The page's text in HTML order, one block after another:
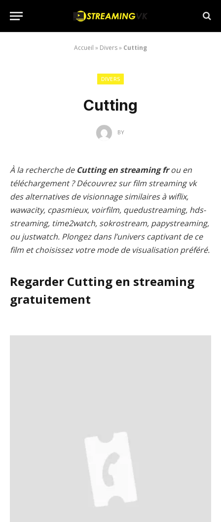
Accueil » Divers» Cutting
DIVERS
Cutting
BY
À la recherche de Cutting en streaming frou en
téléchargement ? Découvrez sur film streaming vk
des alternatives de visionnage similaires à wiflix,
wawacity, cpasmieux, voirfilm, quedustreaming, hds-
streaming, time2watch, sokrostream, papystreaming,
ou justwatch. Plongez dans l’univers captivant de ce
film et choisissez votre mode de visualisation préféré.
Regarder Cutting en streaming
gratuitement